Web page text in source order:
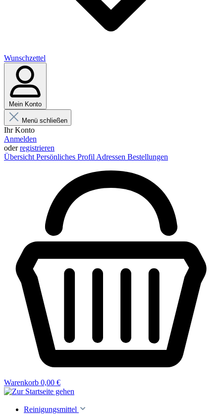
Wunschzettel
Mein Konto
Menü schließen
Ihr Konto
Anmelden
oderregistrieren
Übersicht Persönliches Profil Adressen Bestellungen
Warenkorb 0,00 €
Reinigungsmittel